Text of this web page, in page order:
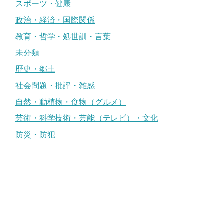
スポーツ・健康
政治・経済・国際関係
教育・哲学・処世訓・言葉
未分類
歴史・郷土
社会問題・批評・雑感
自然・動植物・食物（グルメ）
芸術・科学技術・芸能（テレビ）・文化
防災・防犯